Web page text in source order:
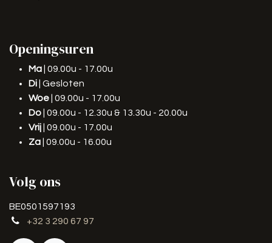
Openingsuren
Ma | 09.00u - 17.00u
Di | Gesloten
Woe | 09.00u - 17.00u
Do | 09.00u - 12.30u & 13.30u - 20.00u
Vrij | 09.00u - 17.00u
Za | 09.00u - 16.00u
Volg ons
BE0501597193
+32 3 290 67 97